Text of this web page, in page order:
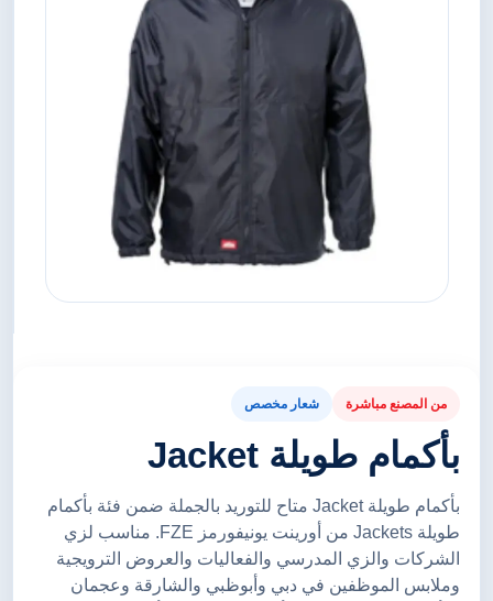
من المصنع مباشرة شعار مخصص
بأكمام طويلة Jacket
بأكمام طويلة Jacket متاح للتوريد بالجملة ضمن فئة بأكمام
طويلة Jackets من أورينت يونيفورمز FZE. مناسب لزي
الشركات والزي المدرسي والفعاليات والعروض الترويجية
وملابس الموظفين في دبي وأبوظبي والشارقة وعجمان